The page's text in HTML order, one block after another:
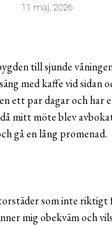
11 maj, 2026
till sjunde
med kaffe vid sidan
ett par dagar och har
mitt möte blev
gå en lång promenad.
som inte riktigt
mig obekväm och